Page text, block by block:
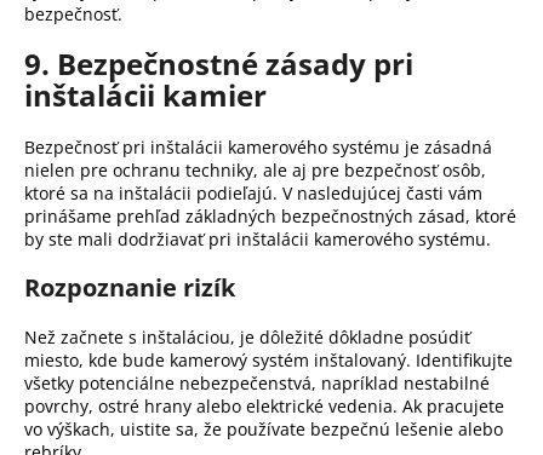
bezpečnosť.
9. Bezpečnostné zásady pri
inštalácii kamier
Bezpečnosť pri inštalácii kamerového systému je zásadná
nielen pre ochranu techniky, ale aj pre bezpečnosť osôb,
ktoré sa na inštalácii podieľajú. V nasledujúcej časti vám
prinášame prehľad základných bezpečnostných zásad, ktoré
by ste mali dodržiavať pri inštalácii kamerového systému.
Rozpoznanie rizík
Než začnete s inštaláciou, je dôležité dôkladne posúdiť
miesto, kde bude kamerový systém inštalovaný. Identifikujte
všetky potenciálne nebezpečenstvá, napríklad nestabilné
povrchy, ostré hrany alebo elektrické vedenia. Ak pracujete
vo výškach, uistite sa, že používate bezpečnú lešenie alebo